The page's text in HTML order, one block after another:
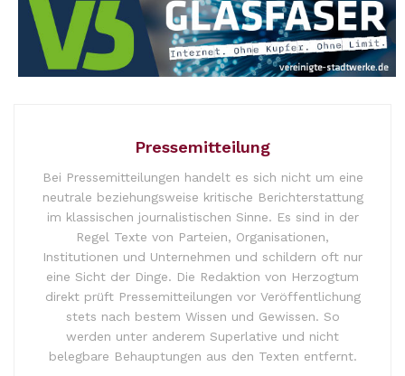
Pressemitteilung
Bei Pressemitteilungen handelt es sich nicht um eine
neutrale beziehungsweise kritische Berichterstattung
im klassischen journalistischen Sinne. Es sind in der
Regel Texte von Parteien, Organisationen,
Institutionen und Unternehmen und schildern oft nur
eine Sicht der Dinge. Die Redaktion von Herzogtum
direkt prüft Pressemitteilungen vor Veröffentlichung
stets nach bestem Wissen und Gewissen. So
werden unter anderem Superlative und nicht
belegbare Behauptungen aus den Texten entfernt.